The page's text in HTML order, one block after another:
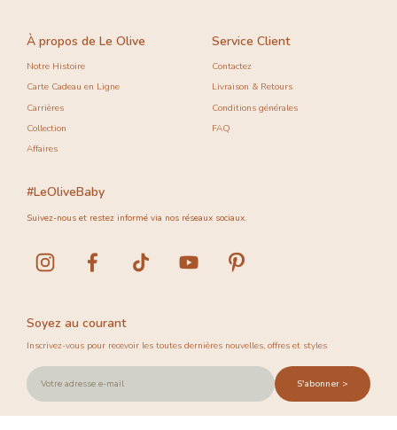
À propos de Le Olive
Notre Histoire
Carte Cadeau en Ligne
Carrières
Collection
Affaires
Service Client
Contactez
Livraison & Retours
Conditions générales
FAQ
Soyez au courant
Inscrivez-vous pour recevoir les toutes dernières nouvelles, offres et styles
S'abonner >
#LeOliveBaby
Suivez-nous et restez informé via nos réseaux sociaux.